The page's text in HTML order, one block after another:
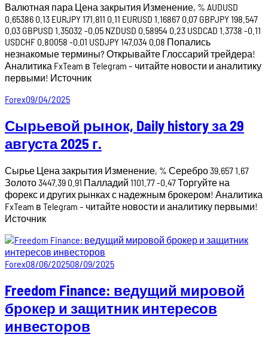
Валютная пара Цена закрытия Изменение, % AUDUSD
0.65386 0.13 EURJPY 171.811 0.11 EURUSD 1.16867 0.07 GBPJPY 198.547
0.03 GBPUSD 1.35032 -0.05 NZDUSD 0.58954 0.23 USDCAD 1.3738 -0.11
USDCHF 0.80058 -0.01 USDJPY 147.034 0.08 Попались
незнакомые термины? Открывайте Глоссарий трейдера!
Аналитика FxTeam в Telegram – читайте новости и аналитику
первыми! Источник
Forex09/04/2025
Сырьевой рынок, Daily history за 29
августа 2025 г.
Сырье Цена закрытия Изменение, % Серебро 39.657 1.67
Золото 3447.39 0.91 Палладий 1101.77 -0.47 Торгуйте на
форекс и других рынках с надежным брокером! Аналитика
FxTeam в Telegram – читайте новости и аналитику первыми!
Источник
Forex08/06/202508/09/2025
Freedom Finance: ведущий мировой
брокер и защитник интересов
инвесторов